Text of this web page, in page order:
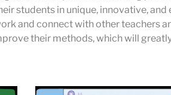
students in unique, innovative, and
and connect with other teachers
their methods, which will